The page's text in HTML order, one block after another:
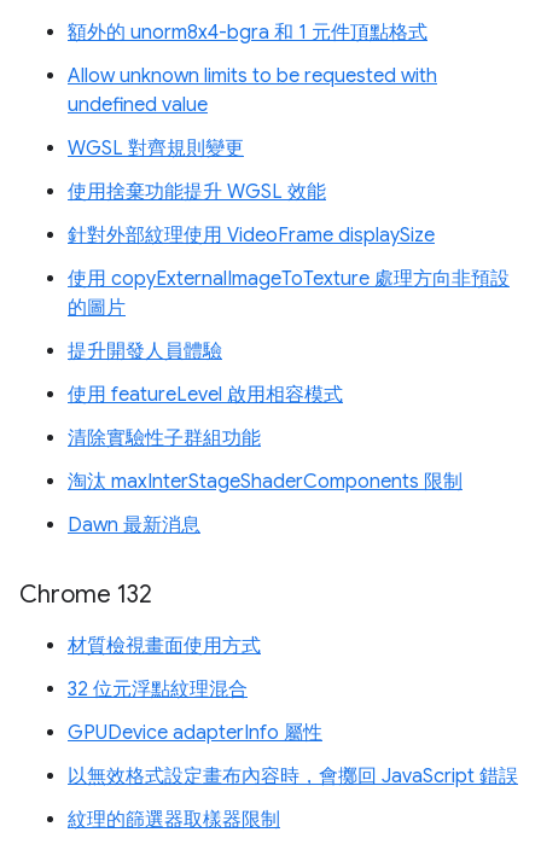
額外的 unorm8x4-bgra 和 1 元件頂點格式
Allow unknown limits to be requested with
undefined value
WGSL 對齊規則變更
使用捨棄功能提升 WGSL 效能
針對外部紋理使用 VideoFrame displaySize
使用 copyExternalImageToTexture 處理方向非預設
的圖片
提升開發人員體驗
使用 featureLevel 啟用相容模式
清除實驗性子群組功能
淘汰 maxInterStageShaderComponents 限制
Dawn 最新消息
Chrome 132
材質檢視畫面使用方式
32 位元浮點紋理混合
GPUDevice adapterInfo 屬性
以無效格式設定畫布內容時，會擲回 JavaScript 錯誤
紋理的篩選器取樣器限制